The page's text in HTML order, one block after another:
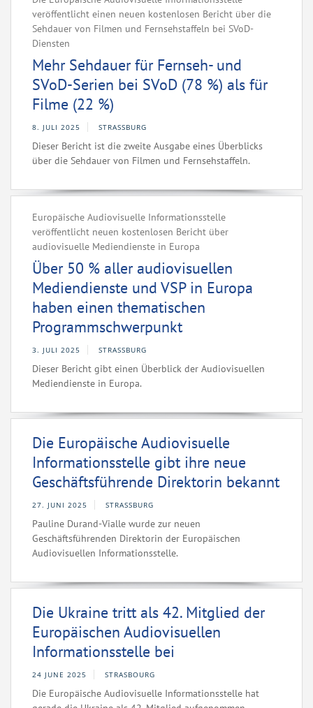
veröffentlicht einen neuen kostenlosen Bericht über die
Sehdauer von Filmen und Fernsehstaffeln bei SVoD-
Diensten
Mehr Sehdauer für Fernseh- und
SVoD-Serien bei SVoD (78 %) als für
Filme (22 %)
8. JULI 2025 STRASSBURG
Dieser Bericht ist die zweite Ausgabe eines Überblicks
über die Sehdauer von Filmen und Fernsehstaffeln.
Europäische Audiovisuelle Informationsstelle
veröffentlicht neuen kostenlosen Bericht über
audiovisuelle Mediendienste in Europa
Über 50 % aller audiovisuellen
Mediendienste und VSP in Europa
haben einen thematischen
Programmschwerpunkt
3. JULI 2025 STRASSBURG
Dieser Bericht gibt einen Überblick der Audiovisuellen
Mediendienste in Europa.
Die Europäische Audiovisuelle
Informationsstelle gibt ihre neue
Geschäftsführende Direktorin bekannt
27. JUNI 2025 STRASSBURG
Pauline Durand-Vialle wurde zur neuen
Geschäftsführenden Direktorin der Europäischen
Audiovisuellen Informationsstelle.
Die Ukraine tritt als 42. Mitglied der
Europäischen Audiovisuellen
Informationsstelle bei
24 JUNE 2025 STRASBOURG
Die Europäische Audiovisuelle Informationsstelle hat